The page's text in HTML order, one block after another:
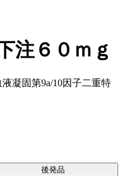
注６０ｍｇ
凝固第9a/10因子二重特
後発品